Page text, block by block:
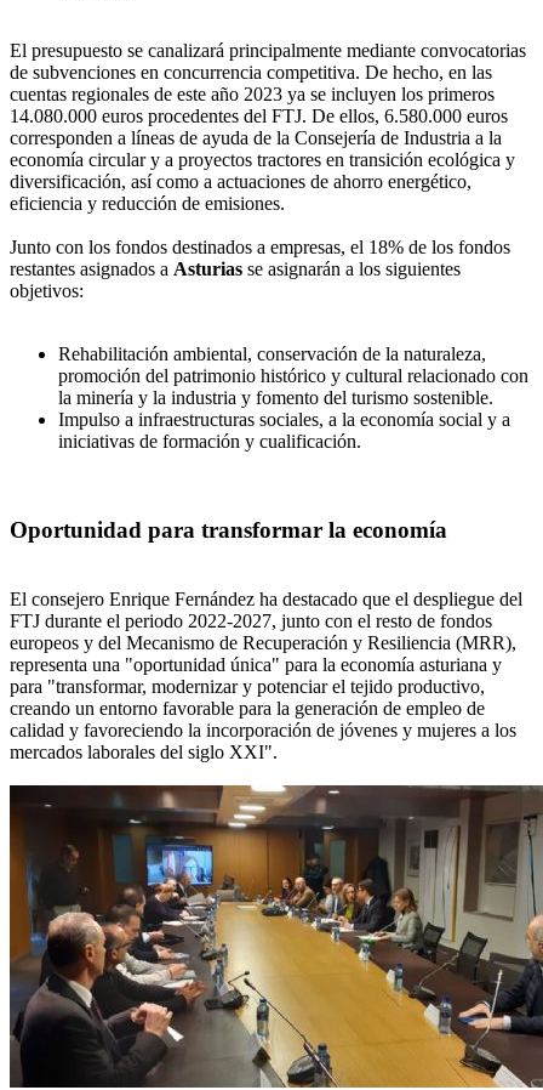
El presupuesto se canalizará principalmente mediante convocatorias
de subvenciones en concurrencia competitiva. De hecho, en las
cuentas regionales de este año 2023 ya se incluyen los primeros
14.080.000 euros procedentes del FTJ. De ellos, 6.580.000 euros
corresponden a líneas de ayuda de la Consejería de Industria a la
economía circular y a proyectos tractores en transición ecológica y
diversificación, así como a actuaciones de ahorro energético,
eficiencia y reducción de emisiones.
Junto con los fondos destinados a empresas, el 18% de los fondos
restantes asignados a Asturias se asignarán a los siguientes
objetivos:
Rehabilitación ambiental, conservación de la naturaleza,
promoción del patrimonio histórico y cultural relacionado con
la minería y la industria y fomento del turismo sostenible.
Impulso a infraestructuras sociales, a la economía social y a
iniciativas de formación y cualificación.
Oportunidad para transformar la economía
El consejero Enrique Fernández ha destacado que el despliegue del
FTJ durante el periodo 2022-2027, junto con el resto de fondos
europeos y del Mecanismo de Recuperación y Resiliencia (MRR),
representa una "oportunidad única" para la economía asturiana y
para "transformar, modernizar y potenciar el tejido productivo,
creando un entorno favorable para la generación de empleo de
calidad y favoreciendo la incorporación de jóvenes y mujeres a los
mercados laborales del siglo XXI".